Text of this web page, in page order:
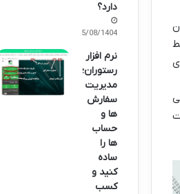
تجارت و 95 قانون
دارد؟
15/08/1404
نرم افزار
رستوران؛
مدیریت
سفارش
ها و
حساب
ها را
ساده
کنید و
کسب